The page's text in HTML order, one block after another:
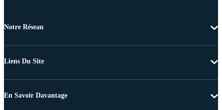
Notre Réseau
Liens Du Site
En Savoir Davantage